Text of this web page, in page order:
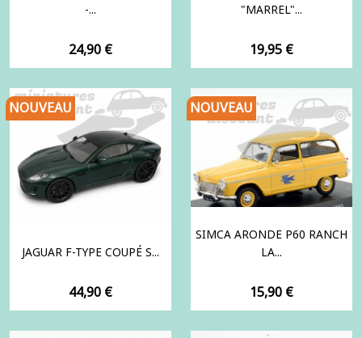
-...
Prix
24,90 €
"MARREL"...
Prix
19,95 €
JAGUAR F-TYPE COUPÉ S...
Prix
44,90 €
NOUVEAU
SIMCA ARONDE P60 RANCH
LA...
Prix
15,90 €
NOUVEAU